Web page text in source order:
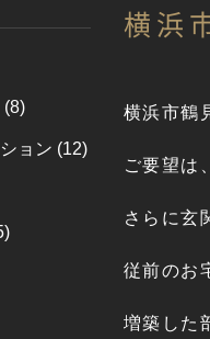
横浜
横浜市鶴
ご要望は
さらに玄
従前のお
増築した
(8)
ョン (12)